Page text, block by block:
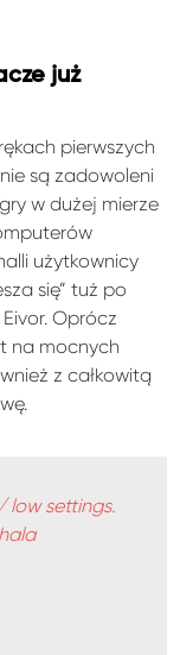
już
pierwszych
są zadowoleni
w dużej mierze
użytkownicy
się” tuż po
Oprócz
na mocnych
z całkowitą
low settings.